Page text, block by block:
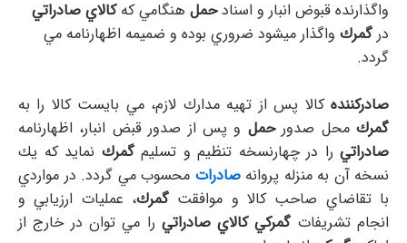
واگذارنده قبوض انبار و اسنادحمل هنگامي كهكالاي صادراتي
درگمرك واگذار ميشود ضروري بوده و ضميمه اظهارنامه مي
گردد.
صادركننده كالا پس از تهيه مدارك لازم، مي بايست كالا را به
گمركمحل صدورحمل و پس از صدور قبض انبار، اظهارنامه
صادراتي را در چهارنسخه تنظيم و تسليمگمرك نمايد كه يك
نسخه آن به منزله پروانهصادرات محسوب مي گردد. در مواردي
با تقاضاي صاحب كالا و موافقت گمرك، عمليات ارزيابي و
انجام تشريفات گمركي كالاي صادراتي را مي توان در خارج از